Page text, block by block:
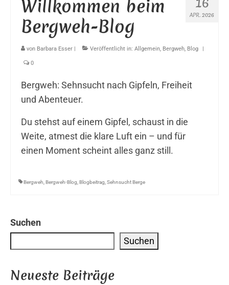
APR. 2026
Willkommen beim
Bergweh-Blog
von Barbara Esser Veröffentlicht in: Allgemein, Bergweh, Blog
0
Bergweh: Sehnsucht nach Gipfeln, Freiheit
und Abenteuer.
Du stehst auf einem Gipfel, schaust in die
Weite, atmest die klare Luft ein – und für
einen Moment scheint alles ganz still.
Bergweh,Bergweh-Blog,Blogbeitrag,Sehnsucht Berge
Suchen
Suchen
Neueste Beiträge